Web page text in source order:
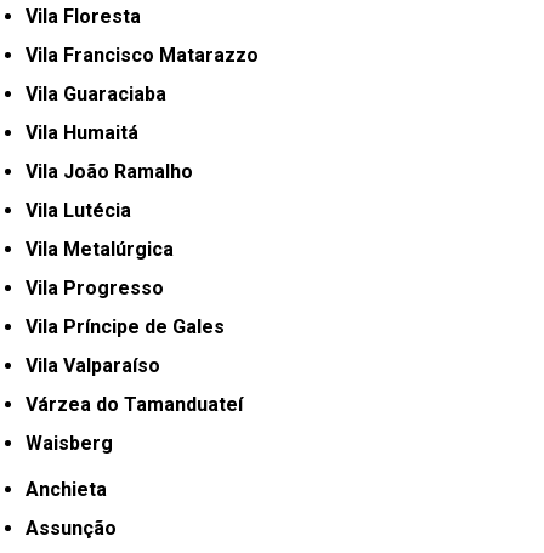
Vila Floresta
Vila Francisco Matarazzo
Vila Guaraciaba
Vila Humaitá
Vila João Ramalho
Vila Lutécia
Vila Metalúrgica
Vila Progresso
Vila Príncipe de Gales
Vila Valparaíso
Várzea do Tamanduateí
Waisberg
Anchieta
Assunção